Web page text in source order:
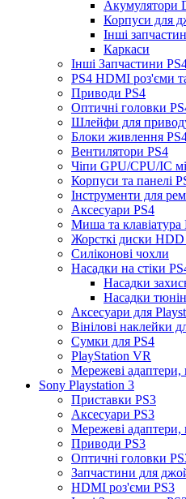
Акумулятори
Корпуси для
Інші
Каркаси
Інші Запчастини
PS4 HDMI роз'єми
Приводи PS4
Оптичні головки
Шлейфи для
Блоки живлення
Вентилятори PS4
Чіпи GPU/CPU/IC
Корпуси та панелі
Інструменти для
Аксесуари PS4
Миша та клавіатура
Жорсткі диски HDD
Силіконові чохли
Насадки на стіки
Насадки
Насадки
Аксесуари для
Вінілові наклейки
Сумки для PS4
PlayStation VR
Мережеві адаптери,
Sony Playstation 3
Приставки PS3
Аксесуари PS3
Мережеві адаптери,
Приводи PS3
Оптичні головки
Запчастини для
HDMI роз'єми PS3